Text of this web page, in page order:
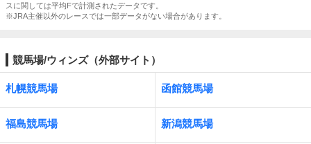
スに関しては平均Fで計測されたデータです。
※JRA主催以外のレースでは一部データがない場合があります。
競馬場/ウィンズ（外部サイト）
札幌競馬場 函館競馬場
福島競馬場 新潟競馬場